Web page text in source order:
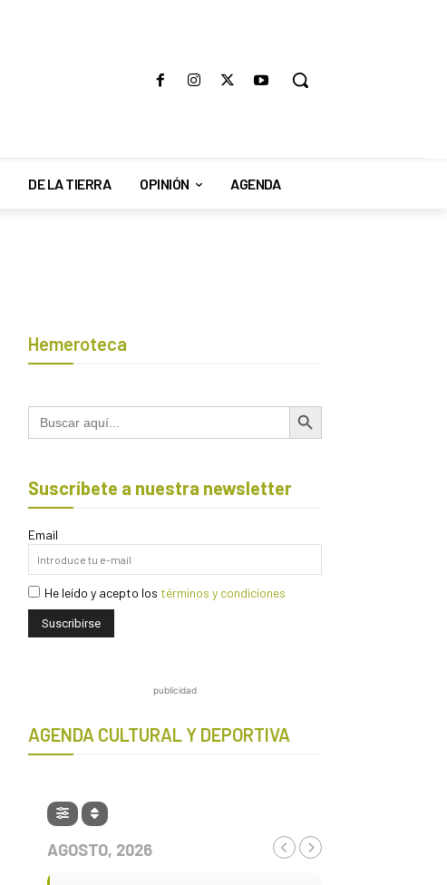
DE LA TIERRA OPINIÓN AGENDA
Hemeroteca
Buscar: Botón de búsqueda
Suscríbete a nuestra newsletter
Email
He leído y acepto los términos y condiciones
publicidad
AGENDA CULTURAL Y DEPORTIVA
AGOSTO, 2026